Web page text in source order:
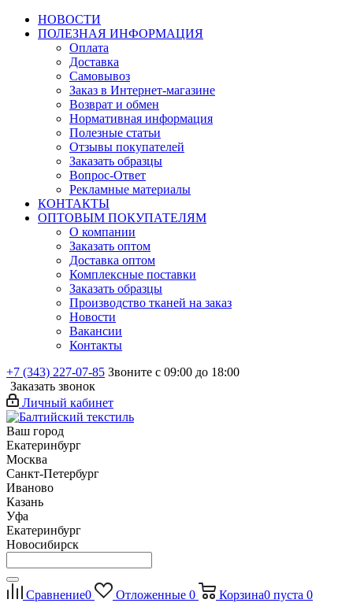
НОВОСТИ
ПОЛЕЗНАЯ ИНФОРМАЦИЯ
Оплата
Доставка
Самовывоз
Заказ в Интернет-магазине
Возврат и обмен
Нормативная информация
Полезные статьи
Отзывы покупателей
Заказать образцы
Вопрос-Ответ
Рекламные материалы
КОНТАКТЫ
ОПТОВЫМ ПОКУПАТЕЛЯМ
О компании
Заказать оптом
Доставка оптом
Комплексные поставки
Заказать образцы
Производство тканей на заказ
Новости
Вакансии
Контакты
+7 (343) 227-07-85 Звоните с 09:00 до 18:00
Заказать звонок
Личный кабинет
Ваш город
Екатеринбург
Москва
Санкт-Петербург
Иваново
Казань
Уфа
Екатеринбург
Новосибирск
Сравнение0 Отложенные 0 Корзина0 пуста 0